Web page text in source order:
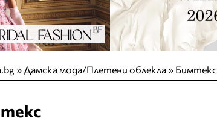
»Дамска мода/Плетени облекла» Бимтекс